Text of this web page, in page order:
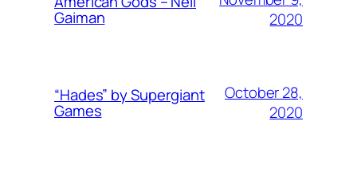
Gaiman
2020
“Hades” by Supergiant
Games
October 28,
2020